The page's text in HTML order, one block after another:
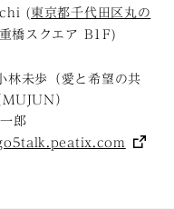
( 東京都千代田区丸の
橋スクエア B1F)
林未歩（愛と希望の共
）
郎